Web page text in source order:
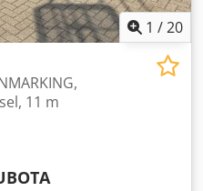
1 /20
11 m